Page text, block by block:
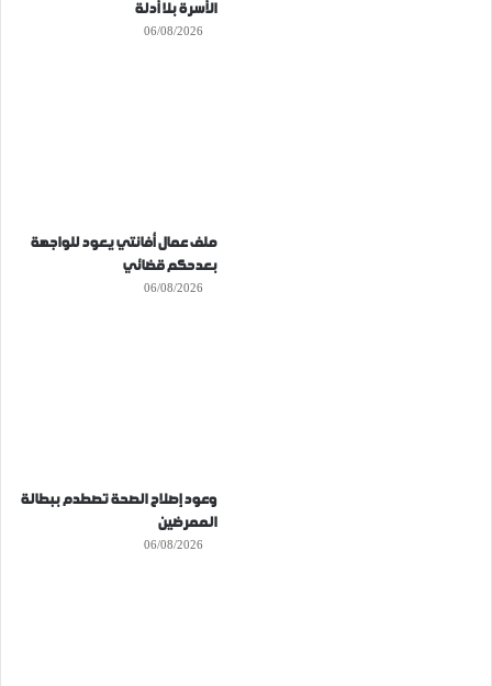
الأسرة بلا أدلة
06/08/2026
ملف عمال أفانتي يعود للواجهة
بعدحكم قضائي
06/08/2026
وعود إصلاح الصحة تصطدم ببطالة
الممرضين
06/08/2026